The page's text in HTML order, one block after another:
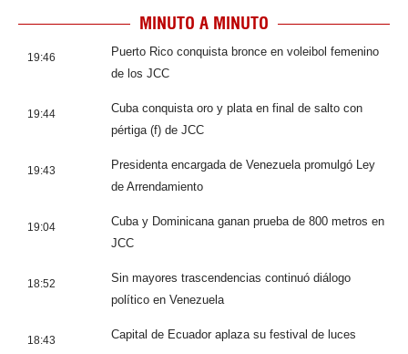
MINUTO A MINUTO
19:46
Puerto Rico conquista bronce en voleibol femenino
de los JCC
19:44
Cuba conquista oro y plata en final de salto con
pértiga (f) de JCC
19:43
Presidenta encargada de Venezuela promulgó Ley
de Arrendamiento
19:04
Cuba y Dominicana ganan prueba de 800 metros en
JCC
18:52
Sin mayores trascendencias continuó diálogo
político en Venezuela
18:43 Capital de Ecuador aplaza su festival de luces